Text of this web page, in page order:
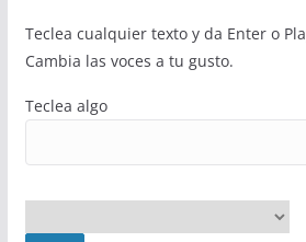
Teclea cualquier texto y da Enter o
Cambia las voces a tu gusto.
Teclea algo